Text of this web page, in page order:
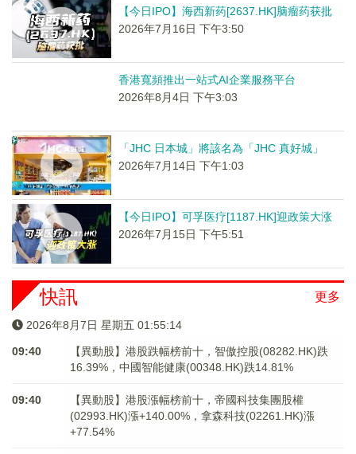
【今日IPO】海西新药[2637.HK]脑瘤药获批
2026年7月16日 下午3:50
香港寬頻推出一站式AI企業服務平台
2026年8月4日 下午3:03
「JHC 日本城」將該名為「JHC 真好城」
2026年7月14日 下午1:03
【今日IPO】可孚医疗[1187.HK]迎政策大涨
2026年7月15日 下午5:51
更多
快訊
2026年8月7日 星期五 01:55:15
09:40
【異動股】港股跌幅榜前十，智傲控股(08282.HK)跌
16.39%，中國智能健康(00348.HK)跌14.81%
09:40
【異動股】港股漲幅榜前十，帝國科技集團股權
(02993.HK)漲+140.00%，拿森科技(02261.HK)漲
+77.54%